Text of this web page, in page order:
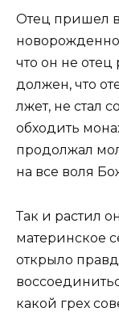
Отец пришел в
что он не отец
должен, что
лжет, не стал
обходить
продолжал
на все воля
Так и растил
материнское
открыло
какой грех